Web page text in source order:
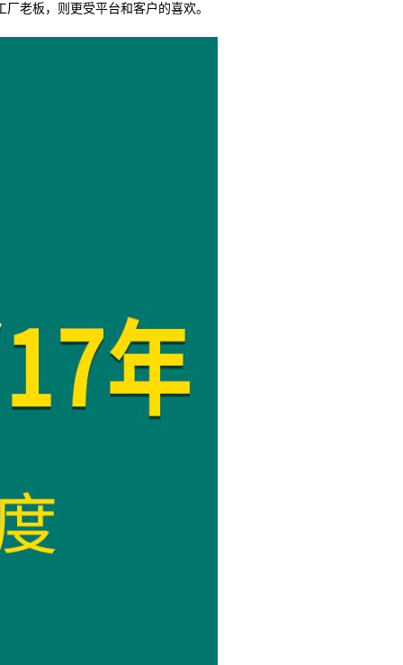
老板，则更受平台和客户的喜欢。